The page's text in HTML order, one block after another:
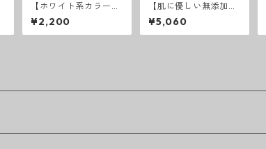
【ホワイト系カラーの
維持にはこれ！】ソマ
ルカ カラーシャンプ
ーパープル
¥2,200
【肌に優しい無添加シ
ャンプー】イオニー
ト エッセンスVシャ
ンプー
¥5,060